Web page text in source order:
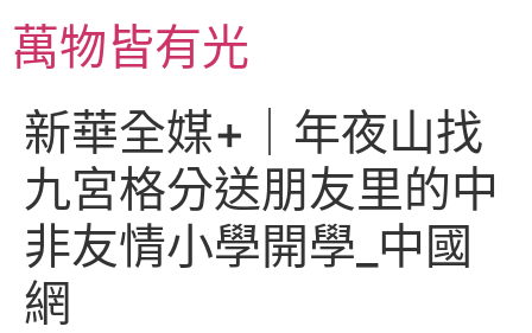
主萬物皆有光
新華全媒+｜年夜山找
九宮格分送朋友里的中
非友情小學開學_中國
網